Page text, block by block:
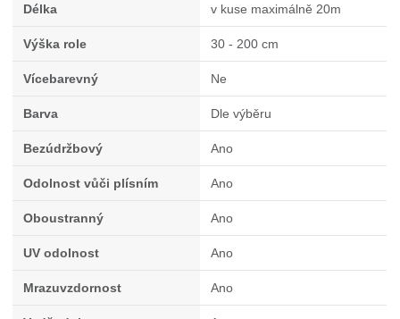
Délka v kuse maximálně 20m
Výška role 30 - 200 cm
Vícebarevný Ne
Barva Dle výběru
Bezúdržbový Ano
Odolnost vůči plísním Ano
Oboustranný Ano
UV odolnost Ano
Mrazuvzdornost Ano